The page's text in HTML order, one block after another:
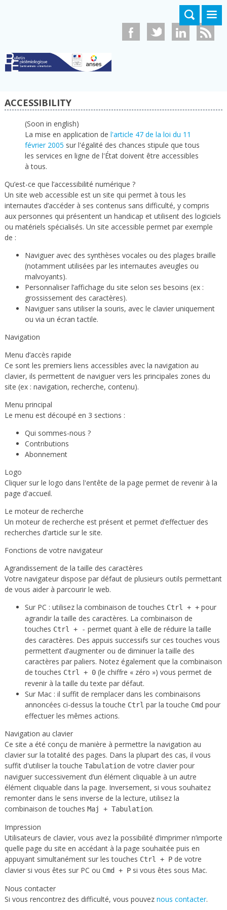
ACCESSIBILITY
(Soon in english)
La mise en application de l'article 47 de la loi du 11
février 2005 sur l'égalité des chances stipule que tous
les services en ligne de l'État doivent être accessibles
à tous.
Qu’est-ce que l’accessibilité numérique ?
Un site web accessible est un site qui permet à tous les
internautes d’accéder à ses contenus sans difficulté, y compris
aux personnes qui présentent un handicap et utilisent des logiciels
ou matériels spécialisés. Un site accessible permet par exemple
de :
Naviguer avec des synthèses vocales ou des plages braille
(notamment utilisées par les internautes aveugles ou
malvoyants).
Personnaliser l’affichage du site selon ses besoins (ex :
grossissement des caractères).
Naviguer sans utiliser la souris, avec le clavier uniquement
ou via un écran tactile.
Navigation
Menu d’accès rapide
Ce sont les premiers liens accessibles avec la navigation au
clavier, ils permettent de naviguer vers les principales zones du
site (ex : navigation, recherche, contenu).
Menu principal
Le menu est découpé en 3 sections :
Qui sommes-nous ?
Contributions
Abonnement
Logo
Cliquer sur le logo dans l'entête de la page permet de revenir à la
page d'accueil.
Le moteur de recherche
Un moteur de recherche est présent et permet d’effectuer des
recherches d’article sur le site.
Fonctions de votre navigateur
Agrandissement de la taille des caractères
Votre navigateur dispose par défaut de plusieurs outils permettant
de vous aider à parcourir le web.
Sur PC : utilisez la combinaison de touches Ctrl + + pour
agrandir la taille des caractères. La combinaison de
touches Ctrl + - permet quant à elle de réduire la taille
des caractères. Des appuis successifs sur ces touches vous
permettent d’augmenter ou de diminuer la taille des
caractères par paliers. Notez également que la combinaison
de touches Ctrl + 0 (le chiffre « zéro ») vous permet de
revenir à la taille du texte par défaut.
Sur Mac : il suffit de remplacer dans les combinaisons
annoncées ci-dessus la touche Ctrl par la touche Cmd pour
effectuer les mêmes actions.
Navigation au clavier
Ce site a été conçu de manière à permettre la navigation au
clavier sur la totalité des pages. Dans la plupart des cas, il vous
suffit d'utiliser la touche Tabulation de votre clavier pour
naviguer successivement d’un élément cliquable à un autre
élément cliquable dans la page. Inversement, si vous souhaitez
remonter dans le sens inverse de la lecture, utilisez la
combinaison de touches Maj + Tabulation.
Impression
Utilisateurs de clavier, vous avez la possibilité d’imprimer n’importe
quelle page du site en accédant à la page souhaitée puis en
appuyant simultanément sur les touches Ctrl + P de votre
clavier si vous êtes sur PC ou Cmd + P si vous êtes sous Mac.
Nous contacter
Si vous rencontrez des difficulté, vous pouvez nous contacter.